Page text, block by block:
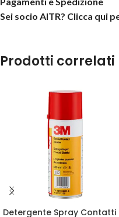
Sei socio AITR? Clicca qui
Prodotti correlati
Detergente Spray Contatti